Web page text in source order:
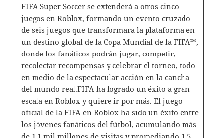
FIFA Super Soccer se extenderá a otros cinco
juegos en Roblox, formando un evento cruzado
de seis juegos que transformará la plataforma en
un destino global de la Copa Mundial de la FIFA™,
donde los fanáticos podrán jugar, competir,
recolectar recompensas y celebrar el torneo, todo
en medio de la espectacular acción en la cancha
del mundo real.FIFA ha logrado un éxito a gran
escala en Roblox y quiere ir por más. El juego
oficial de la FIFA en Roblox ha sido un éxito entre
los jóvenes fanáticos del fútbol, acumulando más